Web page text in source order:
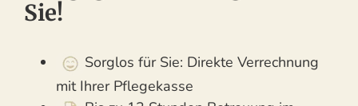
Sie!
Sorglos für Sie: Direkte Verrechnung
mit Ihrer Pflegekasse